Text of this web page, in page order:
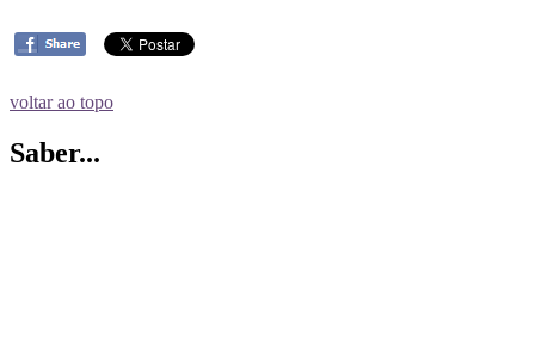
voltar ao topo
Saber...